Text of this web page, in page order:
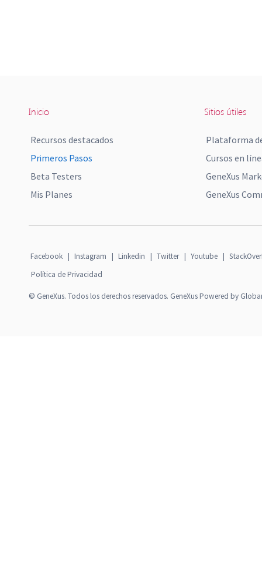
Inicio
Recursos destacados
Primeros Pasos
Beta Testers
Mis Planes
Sitios útiles
Plataforma
Cursos en
GeneXus
GeneXus
Facebook | Instagram | Linkedin | Twitter | Youtube |
Política de Privacidad
© GeneXus. Todos los derechos reservados. GeneXus Powered by